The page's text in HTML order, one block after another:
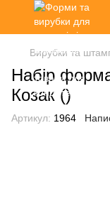
Вирубки та
Набір
Козак ()
Артикул: 1964